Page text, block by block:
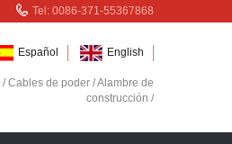
Tel: 0086-371-55367868
Español English
/Cables de poder /Alambre de
construcción /